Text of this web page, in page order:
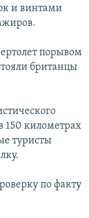
и винтами
порывом
британцы
150 километрах
туристы
по факту